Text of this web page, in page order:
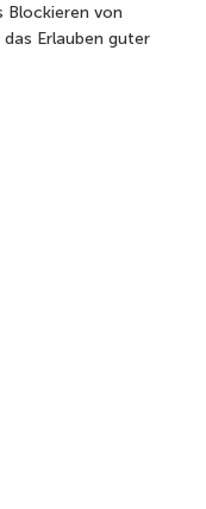
Blockieren von
Erlauben guter